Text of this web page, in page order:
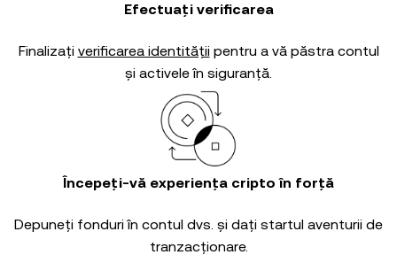
Efectuați verificarea
Finalizați verificarea identității pentru a vă păstra contul
și activele în siguranță.
Începeți-vă experiența cripto în forță
Depuneți fonduri în contul dvs. și dați startul aventurii de
tranzacționare.